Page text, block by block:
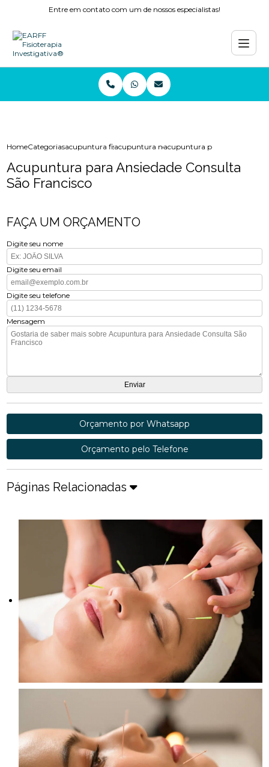
Entre em contato com um de nossos especialistas!
HomeCategoriasacupuntura fisioterapiaacupuntura nervo ciaticoacupuntura para ansiedade
Acupuntura para Ansiedade Consulta
São Francisco
FAÇA UM ORÇAMENTO
Digite seu nome
Digite seu email
Digite seu telefone
Mensagem
Orçamento por Whatsapp
Orçamento pelo Telefone
Páginas Relacionadas